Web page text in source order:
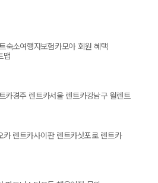
숙소여행자보험카모아 회원 혜택
맵
카경주 렌트카서울 렌트카강남구 월렌트
카 렌트카사이판 렌트카삿포로 렌트카